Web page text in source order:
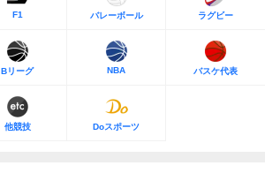
F1 バレーボール ラグビー
Bリーグ NBA バスケ代表
他競技 Doスポーツ